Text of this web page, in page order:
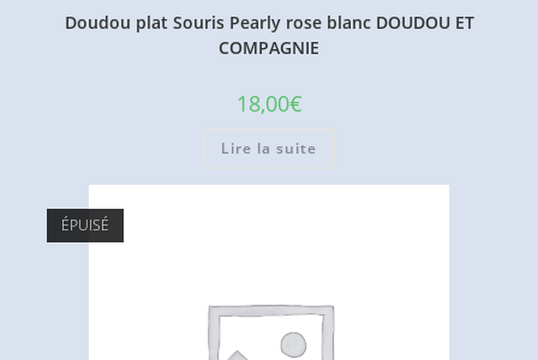
Doudou plat Souris Pearly rose blanc DOUDOU ET
COMPAGNIE
18,00€
Lire la suite
ÉPUISÉ